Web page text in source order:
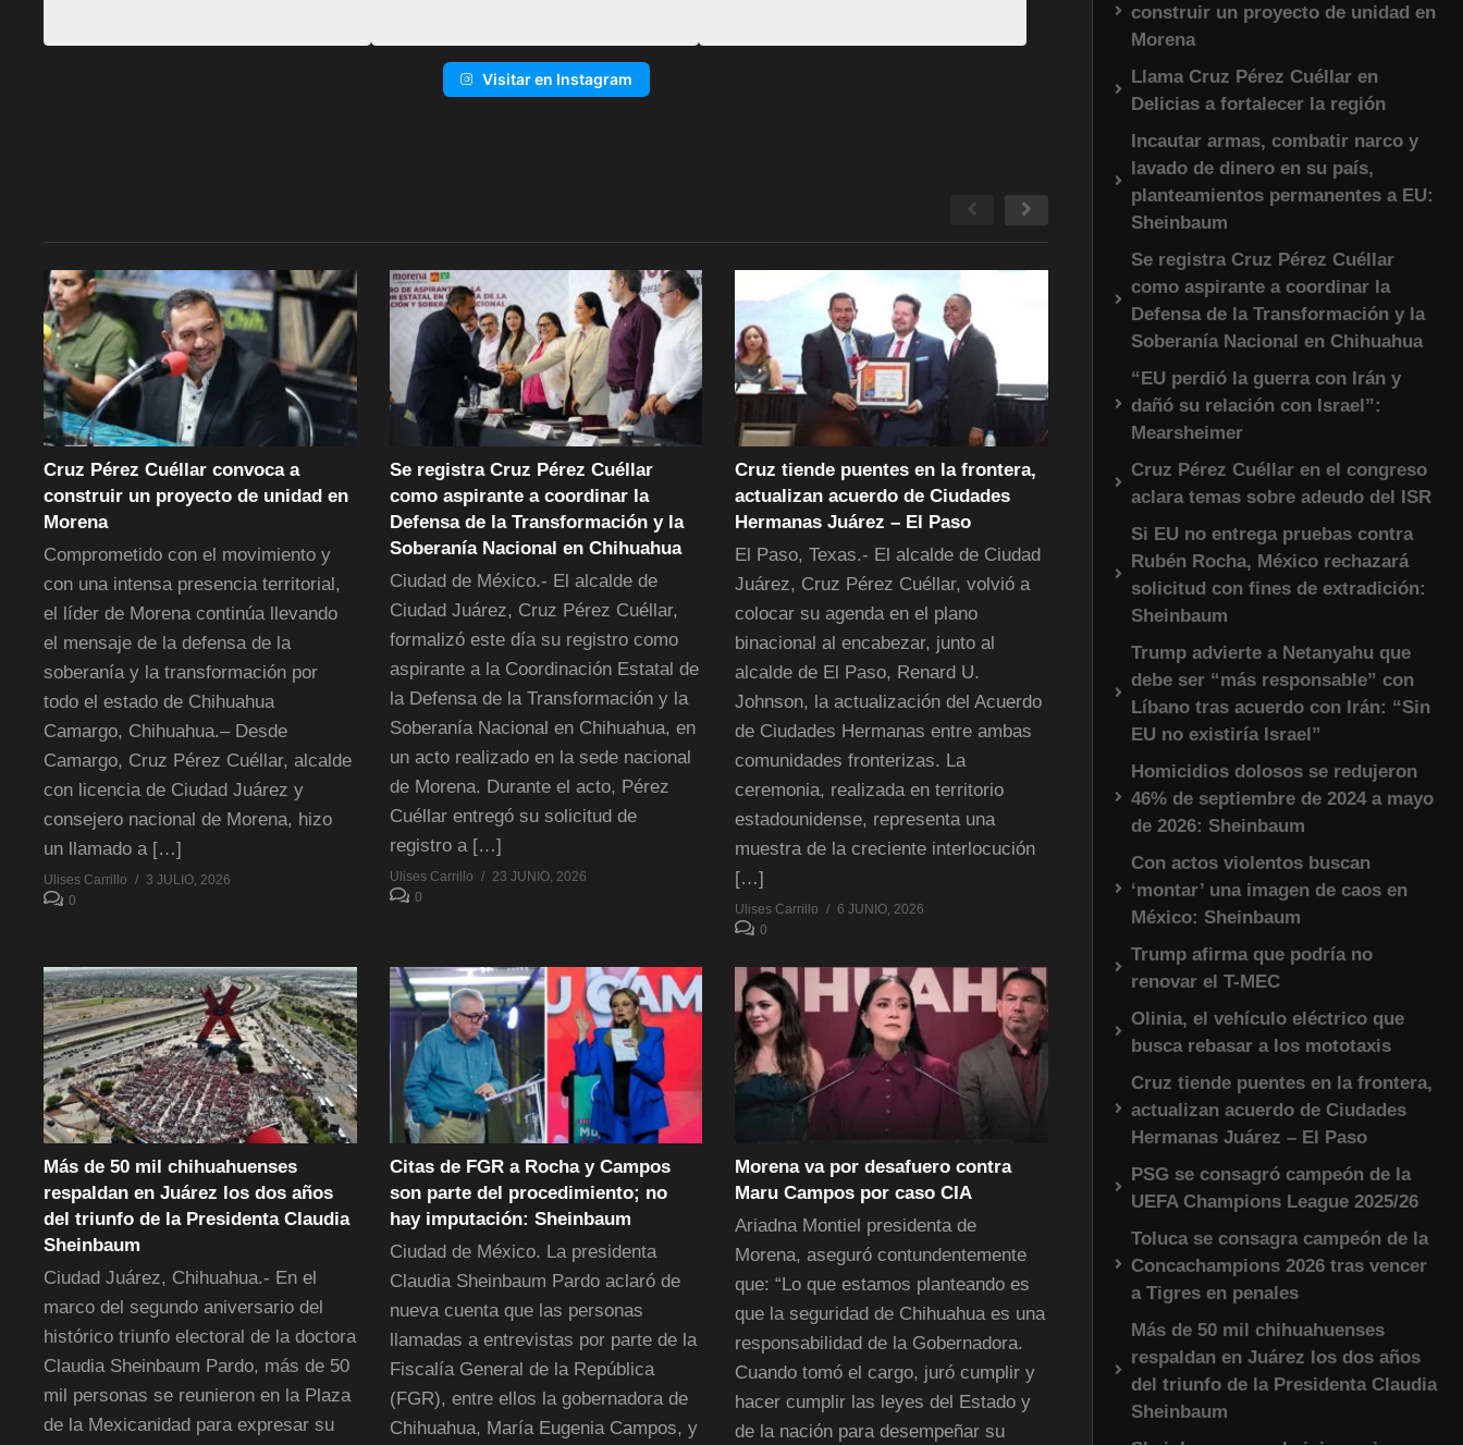
Visitar en Instagram
Cruz Pérez Cuéllar convoca a
construir un proyecto de unidad en
Morena
Comprometido con el movimiento y
con una intensa presencia territorial,
el líder de Morena continúa llevando
el mensaje de la defensa de la
soberanía y la transformación por
todo el estado de Chihuahua
Camargo, Chihuahua.– Desde
Camargo, Cruz Pérez Cuéllar, alcalde
con licencia de Ciudad Juárez y
consejero nacional de Morena, hizo
un llamado a […]
Ulises Carrillo
3 JULIO, 2026
0
Se registra Cruz Pérez Cuéllar
como aspirante a coordinar la
Defensa de la Transformación y la
Soberanía Nacional en Chihuahua
Ciudad de México.- El alcalde de
Ciudad Juárez, Cruz Pérez Cuéllar,
formalizó este día su registro como
aspirante a la Coordinación Estatal de
la Defensa de la Transformación y la
Soberanía Nacional en Chihuahua, en
un acto realizado en la sede nacional
de Morena. Durante el acto, Pérez
Cuéllar entregó su solicitud de
registro a […]
Ulises Carrillo
23 JUNIO, 2026
0
Cruz tiende puentes en la frontera,
actualizan acuerdo de Ciudades
Hermanas Juárez – El Paso
El Paso, Texas.- El alcalde de Ciudad
Juárez, Cruz Pérez Cuéllar, volvió a
colocar su agenda en el plano
binacional al encabezar, junto al
alcalde de El Paso, Renard U.
Johnson, la actualización del Acuerdo
de Ciudades Hermanas entre ambas
comunidades fronterizas. La
ceremonia, realizada en territorio
estadounidense, representa una
muestra de la creciente interlocución
[…]
Ulises Carrillo
6 JUNIO, 2026
0
Más de 50 mil chihuahuenses
respaldan en Juárez los dos años
del triunfo de la Presidenta Claudia
Sheinbaum
Ciudad Juárez, Chihuahua.- En el
marco del segundo aniversario del
histórico triunfo electoral de la doctora
Claudia Sheinbaum Pardo, más de 50
mil personas se reunieron en la Plaza
de la Mexicanidad para expresar su
Citas de FGR a Rocha y Campos
son parte del procedimiento; no
hay imputación: Sheinbaum
Ciudad de México. La presidenta
Claudia Sheinbaum Pardo aclaró de
nueva cuenta que las personas
llamadas a entrevistas por parte de la
Fiscalía General de la República
(FGR), entre ellos la gobernadora de
Chihuahua, María Eugenia Campos, y
Morena va por desafuero contra
Maru Campos por caso CIA
Ariadna Montiel presidenta de
Morena, aseguró contundentemente
que: “Lo que estamos planteando es
que la seguridad de Chihuahua es una
responsabilidad de la Gobernadora.
Cuando tomó el cargo, juró cumplir y
hacer cumplir las leyes del Estado y
de la nación para desempeñar su
construir un proyecto de unidad en
Morena
Llama Cruz Pérez Cuéllar en
Delicias a fortalecer la región
Incautar armas, combatir narco y
lavado de dinero en su país,
planteamientos permanentes a EU:
Sheinbaum
Se registra Cruz Pérez Cuéllar
como aspirante a coordinar la
Defensa de la Transformación y la
Soberanía Nacional en Chihuahua
“EU perdió la guerra con Irán y
dañó su relación con Israel”:
Mearsheimer
Cruz Pérez Cuéllar en el congreso
aclara temas sobre adeudo del ISR
Si EU no entrega pruebas contra
Rubén Rocha, México rechazará
solicitud con fines de extradición:
Sheinbaum
Trump advierte a Netanyahu que
debe ser “más responsable” con
Líbano tras acuerdo con Irán: “Sin
EU no existiría Israel”
Homicidios dolosos se redujeron
46% de septiembre de 2024 a mayo
de 2026: Sheinbaum
Con actos violentos buscan
‘montar’ una imagen de caos en
México: Sheinbaum
Trump afirma que podría no
renovar el T-MEC
Olinia, el vehículo eléctrico que
busca rebasar a los mototaxis
Cruz tiende puentes en la frontera,
actualizan acuerdo de Ciudades
Hermanas Juárez – El Paso
PSG se consagró campeón de la
UEFA Champions League 2025/26
Toluca se consagra campeón de la
Concachampions 2026 tras vencer
a Tigres en penales
Más de 50 mil chihuahuenses
respaldan en Juárez los dos años
del triunfo de la Presidenta Claudia
Sheinbaum